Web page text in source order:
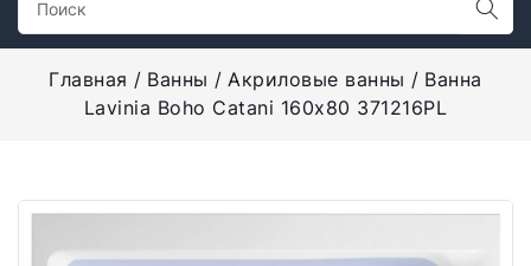
Главная Ванны Акриловые ванны
Ванна
Lavinia Boho Catani 160х80 371216PL